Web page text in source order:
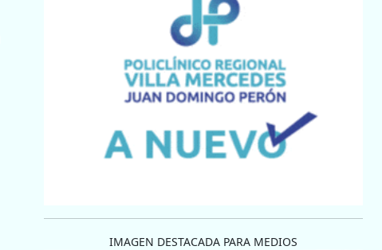
IMAGEN DESTACADA PARA MEDIOS